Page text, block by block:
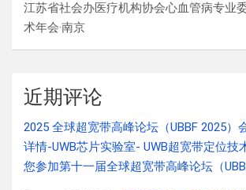
江苏省社会办医疗机构协会心血管病专业
术年会·南京
近期评论
2025 全球超宽带高峰论坛（UBBF 2025）
详情-UWB芯片实验室- UWB超宽带定位技
您参加第十一届全球超宽带高峰论坛（